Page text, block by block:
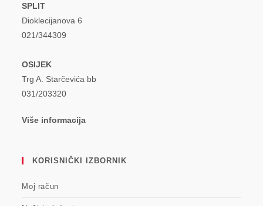
SPLIT
Dioklecijanova 6
021/344309
OSIJEK
Trg A. Starčevića bb
031/203320
Više informacija
KORISNIČKI IZBORNIK
Moj račun